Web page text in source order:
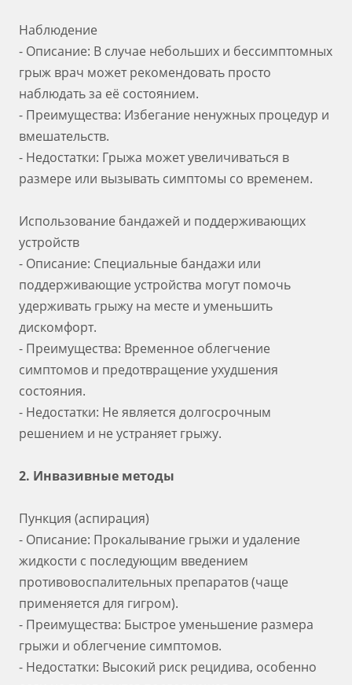
Наблюдение
- Описание: В случае небольших и бессимптомных
грыж врач может рекомендовать просто
наблюдать за её состоянием.
- Преимущества: Избегание ненужных процедур и
вмешательств.
- Недостатки: Грыжа может увеличиваться в
размере или вызывать симптомы со временем.
Использование бандажей и поддерживающих
устройств
- Описание: Специальные бандажи или
поддерживающие устройства могут помочь
удерживать грыжу на месте и уменьшить
дискомфорт.
- Преимущества: Временное облегчение
симптомов и предотвращение ухудшения
состояния.
- Недостатки: Не является долгосрочным
решением и не устраняет грыжу.
2. Инвазивные методы
Пункция (аспирация)
- Описание: Прокалывание грыжи и удаление
жидкости с последующим введением
противовоспалительных препаратов (чаще
применяется для гигром).
- Преимущества: Быстрое уменьшение размера
грыжи и облегчение симптомов.
- Недостатки: Высокий риск рецидива, особенно